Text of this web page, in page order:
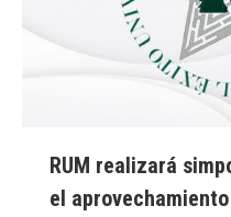
RUM realizará
el